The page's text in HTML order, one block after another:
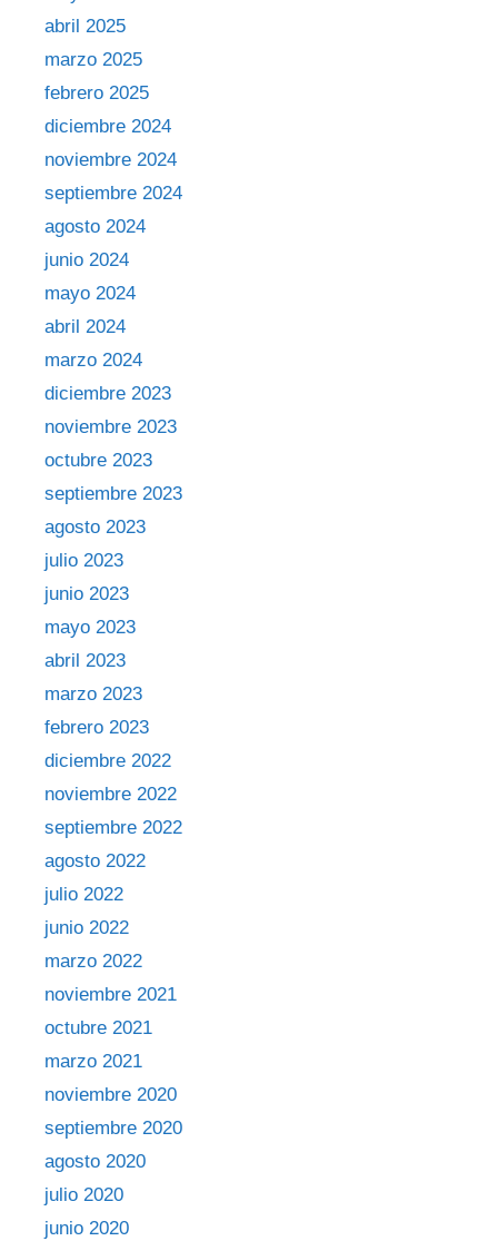
abril 2025
marzo 2025
febrero 2025
diciembre 2024
noviembre 2024
septiembre 2024
agosto 2024
junio 2024
mayo 2024
abril 2024
marzo 2024
diciembre 2023
noviembre 2023
octubre 2023
septiembre 2023
agosto 2023
julio 2023
junio 2023
mayo 2023
abril 2023
marzo 2023
febrero 2023
diciembre 2022
noviembre 2022
septiembre 2022
agosto 2022
julio 2022
junio 2022
marzo 2022
noviembre 2021
octubre 2021
marzo 2021
noviembre 2020
septiembre 2020
agosto 2020
julio 2020
junio 2020